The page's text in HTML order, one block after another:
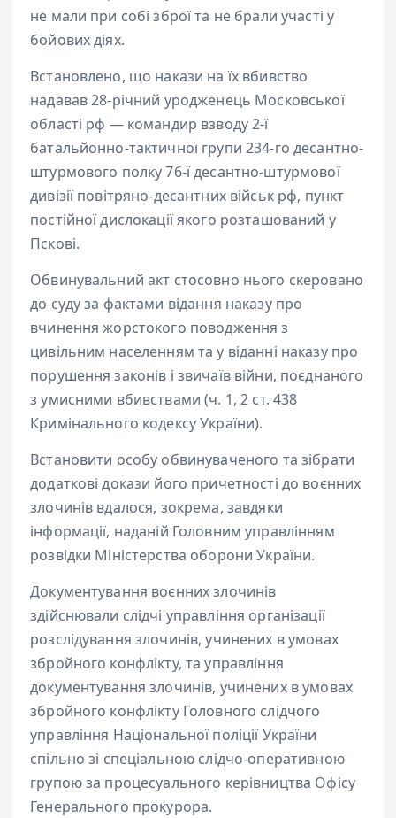
не мали при собі зброї та не брали участі у
бойових діях.
Встановлено, що накази на їх вбивство
надавав 28-річний уродженець Московської
області рф — командир взводу 2-ї
батальйонно-тактичної групи 234-го десантно-
штурмового полку 76-ї десантно-штурмової
дивізії повітряно-десантних військ рф, пункт
постійної дислокації якого розташований у
Пскові.
Обвинувальний акт стосовно нього скеровано
до суду за фактами відання наказу про
вчинення жорстокого поводження з
цивільним населенням та у віданні наказу про
порушення законів і звичаїв війни, поєднаного
з умисними вбивствами (ч. 1, 2 ст. 438
Кримінального кодексу України).
Встановити особу обвинуваченого та зібрати
додаткові докази його причетності до воєнних
злочинів вдалося, зокрема, завдяки
інформації, наданій Головним управлінням
розвідки Міністерства оборони України.
Документування воєнних злочинів
здійснювали слідчі управління організації
розслідування злочинів, учинених в умовах
збройного конфлікту, та управління
документування злочинів, учинених в умовах
збройного конфлікту Головного слідчого
управління Національної поліції України
спільно зі спеціальною слідчо-оперативною
групою за процесуального керівництва Офісу
Генерального прокурора.